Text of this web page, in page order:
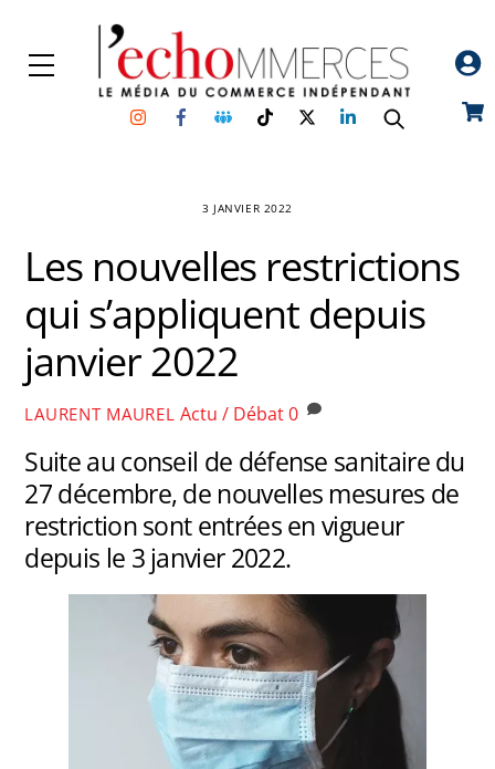
content
Menu
InstagramFacebookGroupe
Facebook
TikTokTwitterLinkedin
3 JANVIER 2022
Les nouvelles restrictions
qui s’appliquent depuis
janvier 2022
LAURENT MAUREL Actu / Débat0
Suite au conseil de défense sanitaire du
27 décembre, de nouvelles mesures de
restriction sont entrées en vigueur
depuis le 3 janvier 2022.